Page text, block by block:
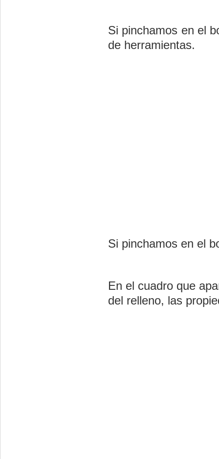
Si pinchamos en el
de herramientas.
Si pinchamos en el
En el cuadro que
del relleno, las